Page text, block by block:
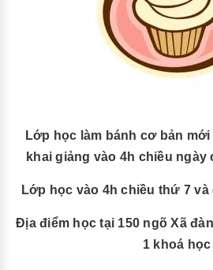
Lớp học làm bánh cơ bản mới
khai giảng vào 4h chiều ngày
Lớp học vào 4h chiều thứ 7
Địa điểm học tại 150 ngõ Xã
1 khoá học